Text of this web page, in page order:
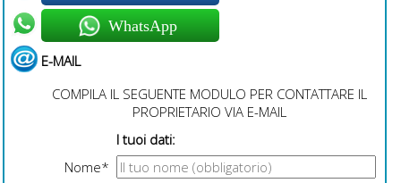
WhatsApp
E-MAIL
COMPILA IL SEGUENTE MODULO PER CONTATTARE IL
PROPRIETARIO VIA E-MAIL
I tuoi dati:
Nome*